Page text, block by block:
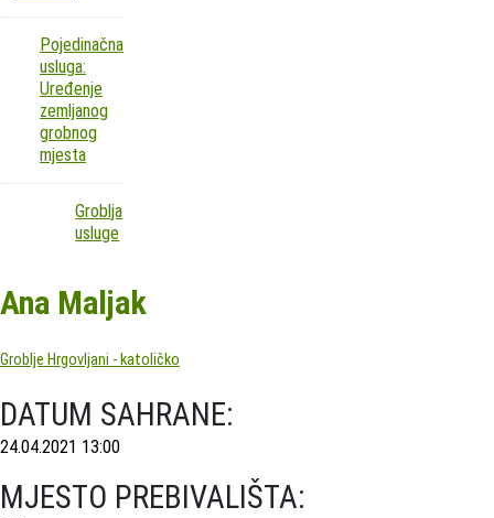
Pojedinačna
usluga:
Uređenje
zemljanog
grobnog
mjesta
Groblja
usluge
Ana Maljak
Groblje Hrgovljani - katoličko
DATUM SAHRANE:
24.04.2021 13:00
MJESTO PREBIVALIŠTA: